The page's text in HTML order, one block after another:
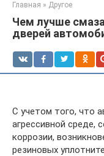
Главная » Другое
Чем лучше
дверей
С учетом того, что
агрессивной среде,
коррозии,
резиновых